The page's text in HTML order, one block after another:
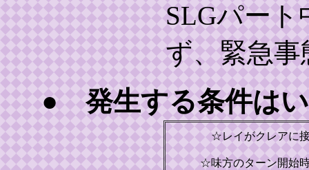
SLGパート
ず、緊急
● 発生する条件は
☆レイがクレアに
☆味方のターン開始